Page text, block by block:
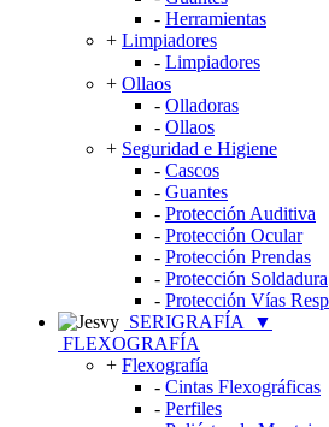
- Herramientas
+ Limpiadores
- Limpiadores
+ Ollaos
- Olladoras
- Ollaos
+ Seguridad e Higiene
- Cascos
- Guantes
- Protección Auditiva
- Protección Ocular
- Protección Prendas
- Protección Soldadura
- Protección Vías
SERIGRAFÍA
▼
FLEXOGRAFÍA
+ Flexografía
- Cintas Flexográficas
- Perfiles